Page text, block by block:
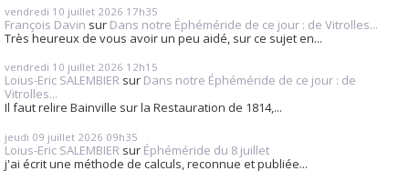
vendredi 10 juillet 2026 17h35
François Davin sur Dans notre Éphéméride de ce jour : de Vitrolles...
Très heureux de vous avoir un peu aidé, sur ce sujet en...
vendredi 10 juillet 2026 12h15
Loius-Eric SALEMBIER sur Dans notre Éphéméride de ce jour : de
Vitrolles...
Il faut relire Bainville sur la Restauration de 1814,...
jeudi 09 juillet 2026 09h35
Loius-Eric SALEMBIER sur Éphéméride du 8 juillet
j'ai écrit une méthode de calculs, reconnue et publiée...